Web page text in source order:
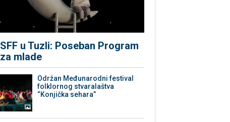
SFF u Tuzli: Poseban Program
za mlade
Održan Međunarodni festival
folklornog stvaralaštva
“Konjička sehara”